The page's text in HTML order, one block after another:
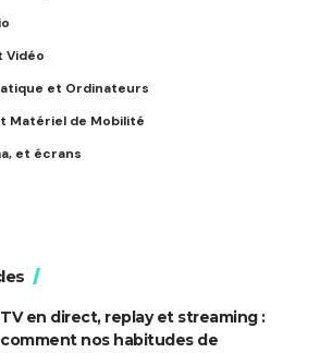
Vidéo
et Ordinateurs
Matériel de Mobilité
et écrans
TV en direct, replay et streaming :
comment nos habitudes de